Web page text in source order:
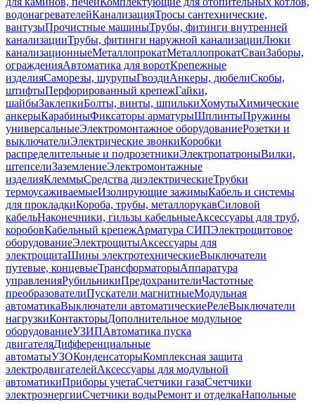
водонагревателейКанализацияТросы сантехнические,
вантузыПрочистные машиныТрубы, фитинги внутренней
канализацииТрубы, фитинги наружной канализацииЛюки
канализационныеМеталлопрокатМеталлопрокатСваиЗаборы,
огражденияАвтоматика для воротКрепежные
изделияСаморезы, шурупыГвоздиАнкеры, дюбелиСкобы,
штифтыПерфорированный крепежГайки,
шайбыЗаклепкиБолты, винты, шпилькиХомутыХимические
анкерыКарабиныФиксаторы арматурыШплинтыПружины
универсальныеЭлектромонтажное оборудованиеРозетки и
выключателиЭлектрические звонкиКоробки
распределительные и подрозетникиЭлектропатроныВилки,
штепселиЗаземлениеЭлектромонтажные
изделияКлеммыСредства диэлектрическиеТрубки
термоусаживаемыеИзолирующие зажимыКабель и системы
для прокладкиКороба, трубы, металлорукавСиловой
кабельНаконечники, гильзы кабельныеАксессуары для труб,
коробовКабельный крепежАрматура СИПЭлектрощитовое
оборудованиеЭлектрощитыАксессуары для
электрощитаШины электротехническиеВыключатели
путевые, концевыеТрансформаторыАппаратура
управленияРубильникиПредохранителиЧастотные
преобразователиПускатели магнитныеМодульная
автоматикаВыключатели автоматическиеРелеВыключатели
нагрузкиКонтакторыДополнительное модульное
оборудованиеУЗИПАвтоматика пуска
двигателяДифференциальные
автоматыУЗОКонденсаторыКомплексная защита
электродвигателейАксессуары для модульной
автоматикиПриборы учетаСчетчики газаСчетчики
электроэнергииСчетчики водыРемонт и отделкаНапольные